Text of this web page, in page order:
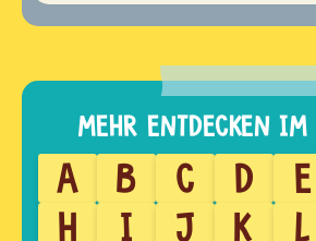
A B C D E
H
I J K L